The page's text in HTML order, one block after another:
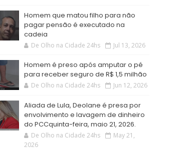
Homem que matou filho para não
pagar pensão é executado na
cadeia
De Olho na Cidade 24hs Jul 13, 2026
Homem é preso após amputar o pé
para receber seguro de R$ 1,5 milhão
De Olho na Cidade 24hs Jun 12, 2026
Aliada de Lula, Deolane é presa por
envolvimento e lavagem de dinheiro
do PCCquinta-feira, maio 21, 2026.
De Olho na Cidade 24hs
May 21,
2026